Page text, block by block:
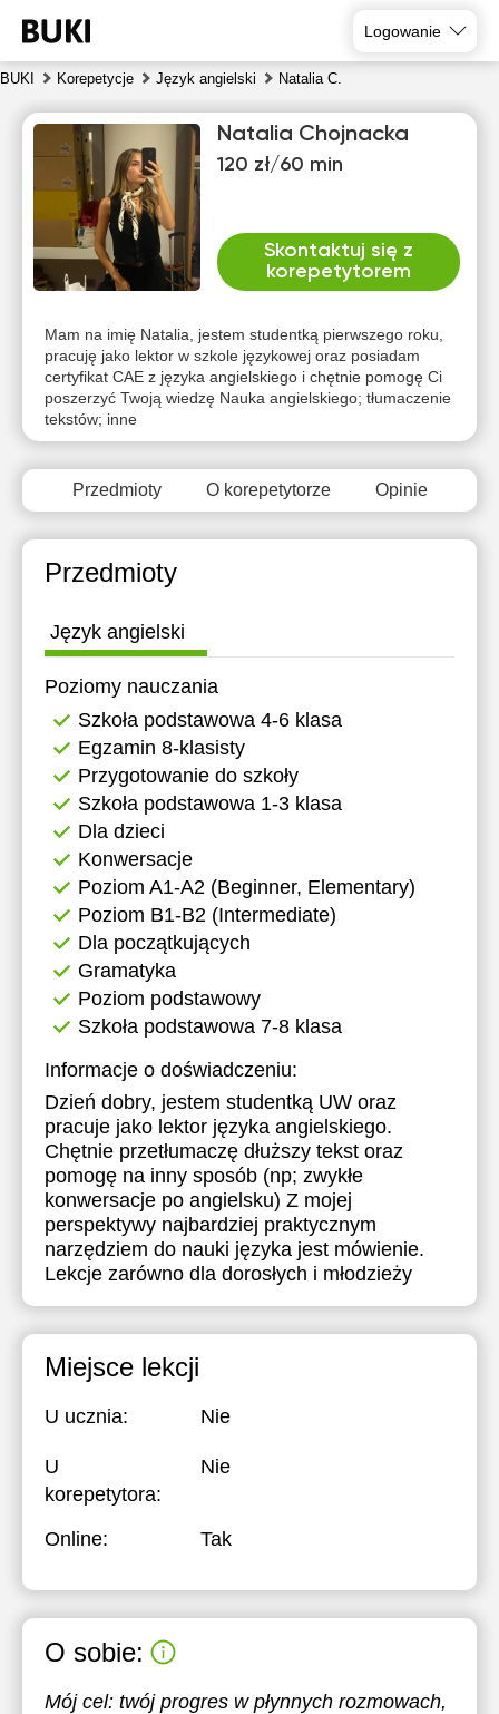
Logowanie
BUKI Korepetycje Język angielski Natalia C.
Natalia Chojnacka
120 zł/60 min
Skontaktuj się z
korepetytorem
Mam na imię Natalia, jestem studentką pierwszego roku,
pracuję jako lektor w szkole językowej oraz posiadam
certyfikat CAE z języka angielskiego i chętnie pomogę Ci
poszerzyć Twoją wiedzę Nauka angielskiego; tłumaczenie
tekstów; inne
Przedmioty O korepetytorze Opinie
Przedmioty
Język angielski
Poziomy nauczania
Szkoła podstawowa 4-6 klasa
Egzamin 8-klasisty
Przygotowanie do szkoły
Szkoła podstawowa 1-3 klasa
Dla dzieci
Konwersacje
Poziom A1-A2 (Beginner, Elementary)
Poziom B1-B2 (Intermediate)
Dla początkujących
Gramatyka
Poziom podstawowy
Szkoła podstawowa 7-8 klasa
Informacje o doświadczeniu:
Dzień dobry, jestem studentką UW oraz
pracuje jako lektor języka angielskiego.
Chętnie przetłumaczę dłuższy tekst oraz
pomogę na inny sposób (np; zwykłe
konwersacje po angielsku) Z mojej
perspektywy najbardziej praktycznym
narzędziem do nauki języka jest mówienie.
Lekcje zarówno dla dorosłych i młodzieży
Miejsce lekcji
U ucznia: Nie
U
korepetytora:
Nie
Online: Tak
O sobie:
Mój cel: twój progres w płynnych rozmowach,
8
9
10
11
12
13
20:30 10:00
12:00
13:00
13:30
14:00
14:30
15:00
15:30
16:30
17:00
17:30
18:00
18:30
19:00
19:30
20:00
20:30
Brak
dostępnych
Brak
dostępnych
Brak
dostępnych
Brak
dostępnych